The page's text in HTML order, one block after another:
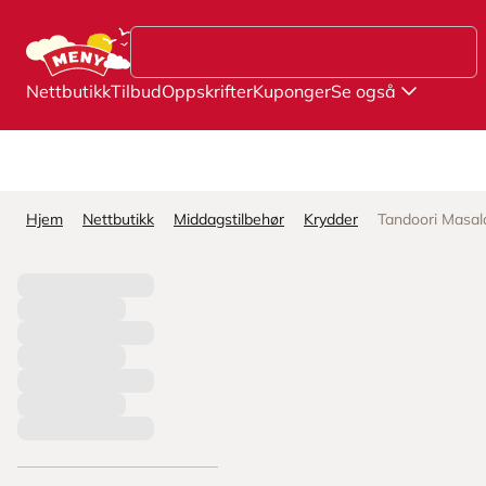
NettbutikkTilbudOppskrifterKupongerSe også
Hjem Nettbutikk Middagstilbehør Krydder Tandoori